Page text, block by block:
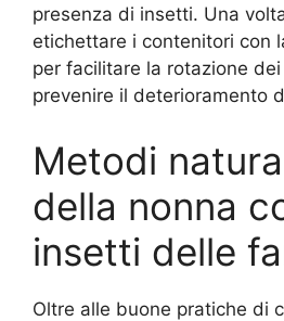
presenza di insetti. Una
etichettare i contenitori con
per facilitare la rotazione
prevenire il deterioramento
Metodi
della nonna
insetti delle
Oltre alle buone pratiche di